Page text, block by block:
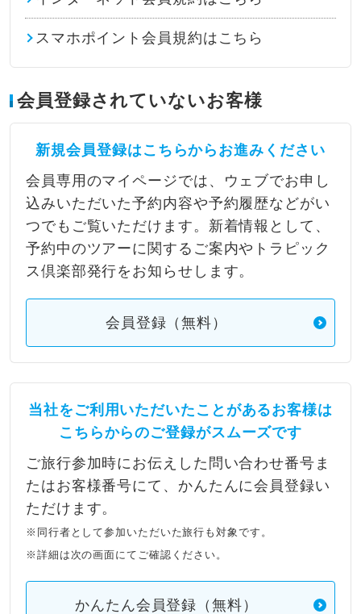
スマホポイント会員規約はこちら
会員登録されていないお客様
新規会員登録はこちらからお進みください
会員専用のマイページでは、ウェブでお申し
込みいただいた予約内容や予約履歴などがい
つでもご覧いただけます。新着情報として、
予約中のツアーに関するご案内やトラピック
ス倶楽部発行をお知らせします。
会員登録（無料）
当社をご利用いただいたことがあるお客様は
こちらからのご登録がスムーズです
ご旅行参加時にお伝えした問い合わせ番号ま
たはお客様番号にて、かんたんに会員登録い
ただけます。
※同行者として参加いただいた旅行も対象です。
※詳細は次の画面にてご確認ください。
かんたん会員登録（無料）